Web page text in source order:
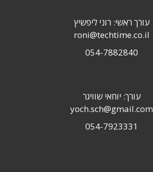
עורך ראשי: רוני ליפשיץ
roni@techtime.co.il
054-7882840
עורך: יוחאי שוויגר
yoch.sch@gmail.com
054-7923331